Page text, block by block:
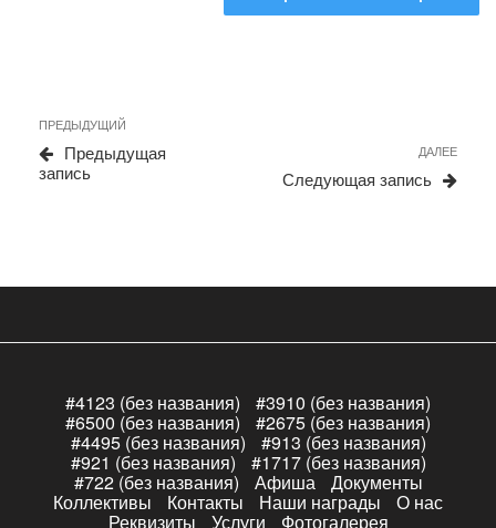
записям
Предыдущая
запись
ПРЕДЫДУЩИЙ
Предыдущая
запись
ДАЛЕЕ
Следующая запись
#4123 (без названия) #3910 (без названия)
#6500 (без названия) #2675 (без названия)
#4495 (без названия) #913 (без названия)
#921 (без названия) #1717 (без названия)
#722 (без названия) Афиша Документы
Коллективы Контакты Наши награды О нас
Реквизиты Услуги Фотогалерея